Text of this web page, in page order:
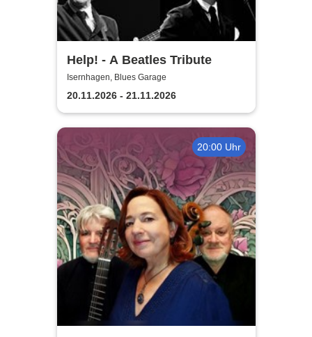
Help! - A Beatles Tribute
Isernhagen, Blues Garage
20.11.2026 - 21.11.2026
20:00 Uhr